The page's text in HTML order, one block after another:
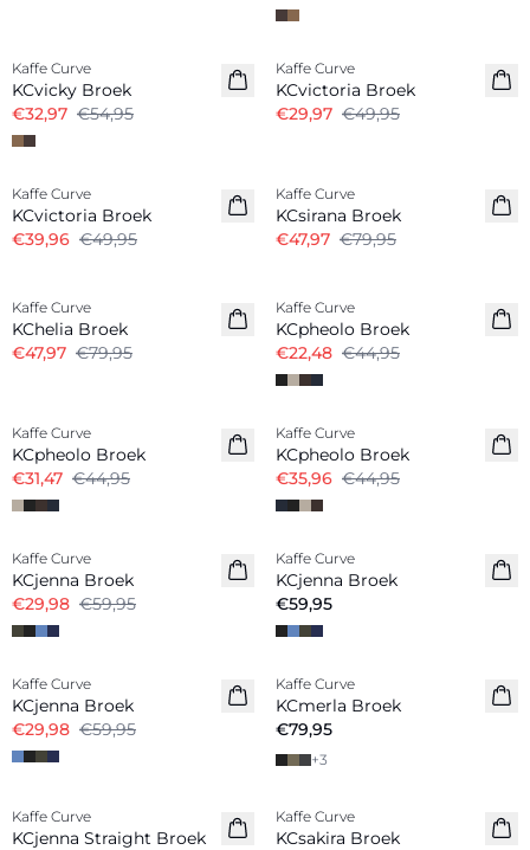
Kaffe Curve
KCvicky Broek
€32,97 €54,95
-40%
Kaffe Curve
KCvictoria Broek
€29,97 €49,95
-20%
Kaffe Curve
KCvictoria Broek
€39,96 €49,95
Kaffe Curve
KCsirana Broek
€47,97 €79,95
Kaffe Curve
KChelia Broek
€47,97 €79,95
Kaffe Curve
KCpheolo Broek
€22,48 €44,95
Kaffe Curve
KCpheolo Broek
€31,47 €44,95
-20%
Kaffe Curve
KCpheolo Broek
€35,96 €44,95
-50%
Kaffe Curve
KCjenna Broek
€29,98 €59,95
Kaffe Curve
KCjenna Broek
€59,95
-50%
Kaffe Curve
KCjenna Broek
€29,98 €59,95
Nieuw
Kaffe Curve
KCmerla Broek
€79,95
+3
Kaffe Curve
KCjenna Straight Broek
Kaffe Curve
KCsakira Broek